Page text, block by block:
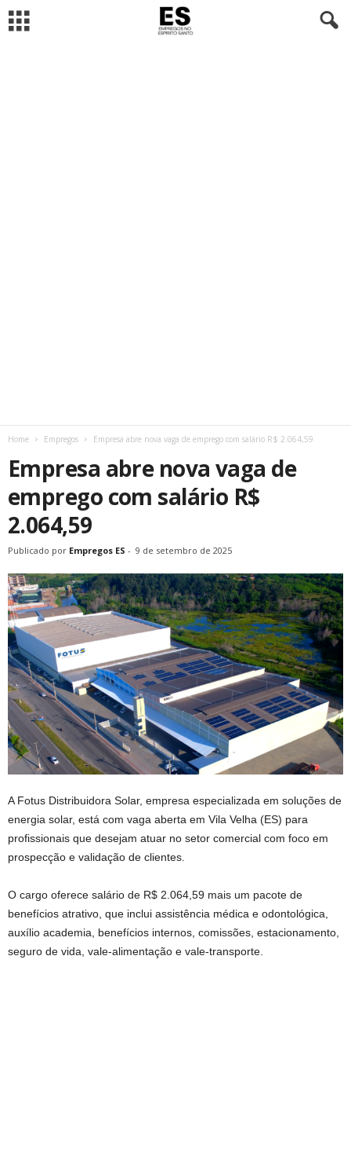
Home Empregos Empresa abre nova vaga de emprego com salário R$ 2.064,59
Empresa abre nova vaga de
emprego com salário R$
2.064,59
Publicado por Empregos ES - 9 de setembro de 2025
A Fotus Distribuidora Solar, empresa especializada em soluções de
energia solar, está com vaga aberta em Vila Velha (ES) para
profissionais que desejam atuar no setor comercial com foco em
prospecção e validação de clientes.
O cargo oferece salário de R$ 2.064,59 mais um pacote de
benefícios atrativo, que inclui assistência médica e odontológica,
auxílio academia, benefícios internos, comissões, estacionamento,
seguro de vida, vale-alimentação e vale-transporte.